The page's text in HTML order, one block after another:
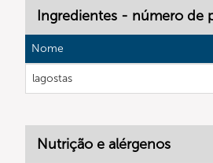
Ingredientes - número de
Nome
lagostas
Nutrição e alérgenos